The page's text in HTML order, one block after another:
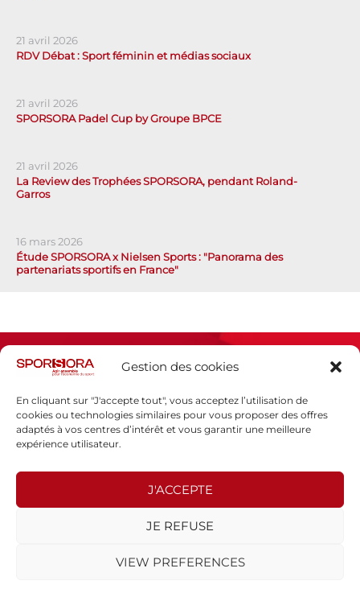
Gestion des cookies
En cliquant sur "J'accepte tout", vous acceptez l’utilisation de
cookies ou technologies similaires pour vous proposer des offres
adaptés à vos centres d’intérêt et vous garantir une meilleure
expérience utilisateur.
J'ACCEPTE
JE REFUSE
VIEW PREFERENCES
21 avril 2026
RDV Débat : Sport féminin et médias sociaux
21 avril 2026
SPORSORA Padel Cup by Groupe BPCE
21 avril 2026
La Review des Trophées SPORSORA, pendant Roland-
Garros
16 mars 2026
Étude SPORSORA x Nielsen Sports : "Panorama des
partenariats sportifs en France"
Espace presse
Politique de confidentialité
SPORSORA
75015 PARIS